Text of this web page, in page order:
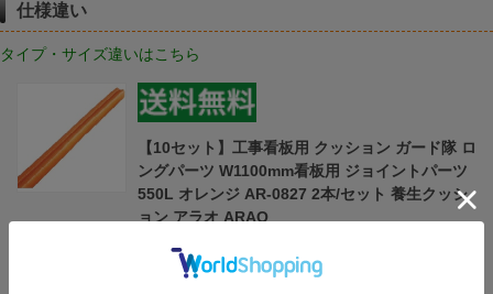
仕様違い
タイプ・サイズ違いはこちら
【10セット】工事看板用 クッション ガード隊 ロ
ングパーツ W1100mm看板用 ジョイントパーツ
550L オレンジ AR-0827 2本/セット 養生クッシ
ョン アラオ ARAO
（オレンジ）